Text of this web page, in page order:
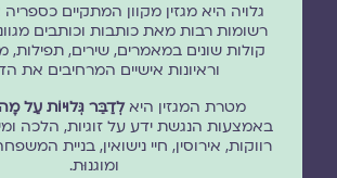
גלויה היא מגזין מקוון המתקיים כספריה
רשומות רבות מאת כותבות וכותבים
קולות שונים במאמרים, שירים, תפילות,
וראיונות אישיים המרחיבים את
מטרת המגזין היאלְדַבֵּר גְּלוּיוֹת עַל
באמצעות הנגשת ידע על זוגיות, הלכה
רווקות, אירוסין, חיי נישואין, בניית
ומוגנוּת.